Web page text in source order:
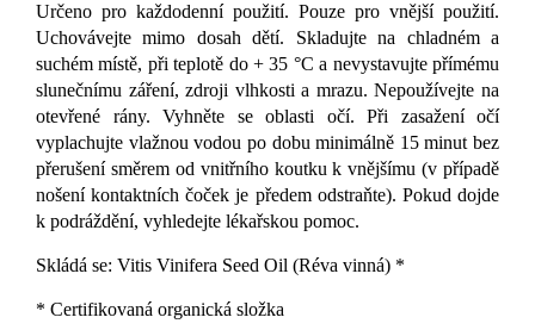
Určeno pro každodenní použití. Pouze pro vnější použití.
Uchovávejte mimo dosah dětí. Skladujte na chladném a
suchém místě, při teplotě do + 35 °C a nevystavujte přímému
slunečnímu záření, zdroji vlhkosti a mrazu. Nepoužívejte na
otevřené rány. Vyhněte se oblasti očí. Při zasažení očí
vyplachujte vlažnou vodou po dobu minimálně 15 minut bez
přerušení směrem od vnitřního koutku k vnějšímu (v případě
nošení kontaktních čoček je předem odstraňte). Pokud dojde
k podráždění, vyhledejte lékařskou pomoc.
Skládá se: Vitis Vinifera Seed Oil (Réva vinná) *
* Certifikovaná organická složka